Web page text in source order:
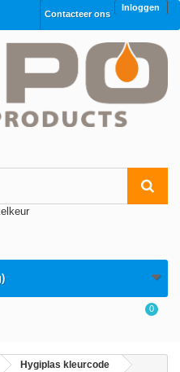
Inloggen
Contacteer ons
0
Hygiplas kleurcode